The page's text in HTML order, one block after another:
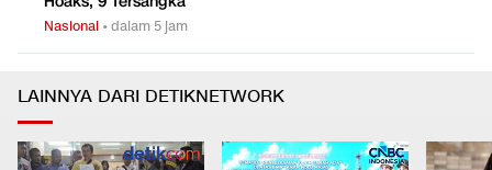
Nasional •dalam 5 jam
LAINNYA DARI DETIKNETWORK